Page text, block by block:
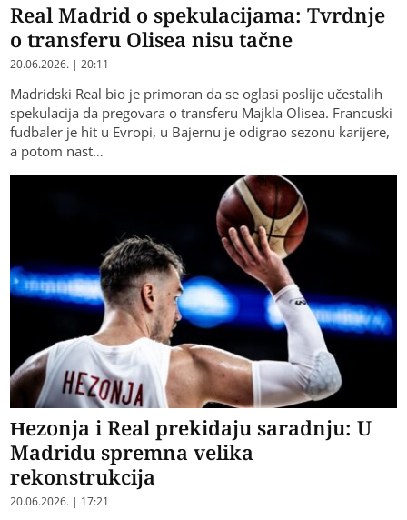
Real Madrid o spekulacijama: Tvrdnje
o transferu Olisea nisu tačne
20.06.2026. | 20:11
Madridski Real bio je primoran da se oglasi poslije učestalih
spekulacija da pregovara o transferu Majkla Olisea. Francuski
fudbaler je hit u Evropi, u Bajernu je odigrao sezonu karijere,
a potom nast…
Hezonja i Real prekidaju saradnju: U
Madridu spremna velika
rekonstrukcija
20.06.2026. | 17:21